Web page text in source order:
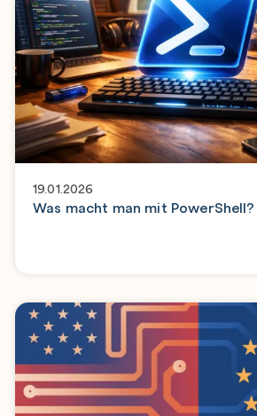
19.01.2026
Was macht man mit PowerShell?